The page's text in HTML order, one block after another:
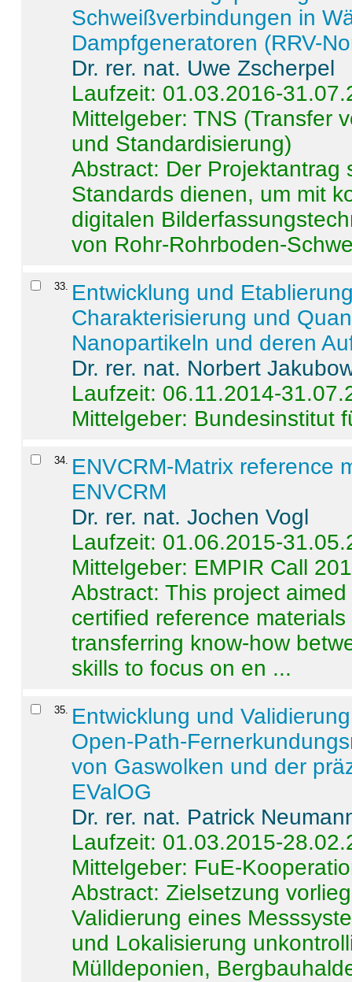
Schweißverbindungen in
Dampfgeneratoren (RRV-
Dr. rer. nat. Uwe Zscherpel
Laufzeit: 01.03.2016-
Mittelgeber: TNS (Transfer
und Standardisierung)
Abstract: Der Projektantrag
Standards dienen, um mit
digitalen
von Rohr-Rohrboden-
33. Entwicklung und
Charakterisierung und
Nanopartikeln und deren
Dr. rer. nat. Norbert
Laufzeit: 06.11.2014-
Mittelgeber: Bundesinstitut
34. ENVCRM-Matrix reference
ENVCRM
Dr. rer. nat. Jochen Vogl
Laufzeit: 01.06.2015-
Mittelgeber: EMPIR Call
Abstract:This project
certified reference
transferring know-how
skills to focus on en ...
35. Entwicklung und
Open-Path-
von Gaswolken und der
EValOG
Dr. rer. nat. Patrick
Laufzeit: 01.03.2015-
Mittelgeber: FuE-
Abstract:Zielsetzung
Validierung eines
und Lokalisierung
Mülldeponien,